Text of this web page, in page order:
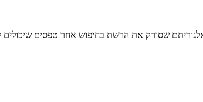
שסורק את הרשת בחיפוש אחר טפסים